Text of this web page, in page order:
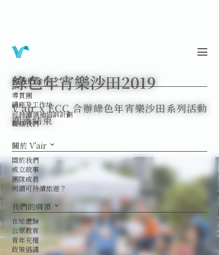
與我們合作 keyboard_arrow_down
導賞團
講座及工作坊
可持續領袖培訓計劃
聯絡我們
關於 V'air keyboard_arrow_down
關於我們
成立故事
團隊成員
何謂可持續旅遊？
我們的綱領 keyboard_arrow_down
在地體驗
公眾教育
青年充權
政策倡議
綠色年宵樂沙田2019
V'air x ECC 合辦綠色年宵樂沙田系列活動
圓滿結束